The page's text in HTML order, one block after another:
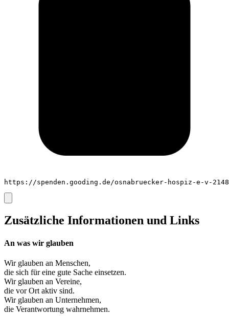
https://spenden.gooding.de/osnabruecker-hospiz-e-v-
Zusätzliche Informationen und Links
An was wir glauben
Wir glauben an Menschen,
die sich für eine gute Sache einsetzen.
Wir glauben an Vereine,
die vor Ort aktiv sind.
Wir glauben an Unternehmen,
die Verantwortung wahrnehmen.